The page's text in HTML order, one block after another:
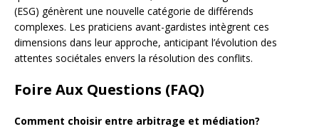
(ESG) génèrent une nouvelle catégorie de différends
complexes. Les praticiens avant-gardistes intègrent ces
dimensions dans leur approche, anticipant l’évolution des
attentes sociétales envers la résolution des conflits.
Foire Aux Questions (FAQ)
Comment choisir entre arbitrage et médiation?